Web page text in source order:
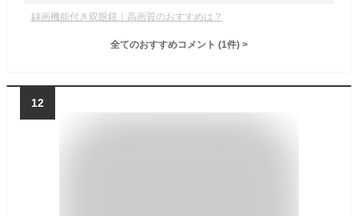
録画機能付き双眼鏡｜高画質のおすすめは？
全てのおすすめコメント (1件) >
12